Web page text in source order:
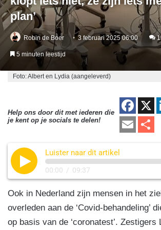
plan’
Robin de Boer 3 februari 2025 06:00
5 minuten leestijd
Foto: Albert en Lydia (aangeleverd)
Help ons door dit met iederen die
je kent op je socials te delen!
F
a
c
e
o
o
k
E
ail
Luister naar dit artikel
00:00 / 09:37
Ook in Nederland zijn mensen in het
overleden aan de ‘Covid-behandeling’
op basis van de ‘coronatest’. Zestigers